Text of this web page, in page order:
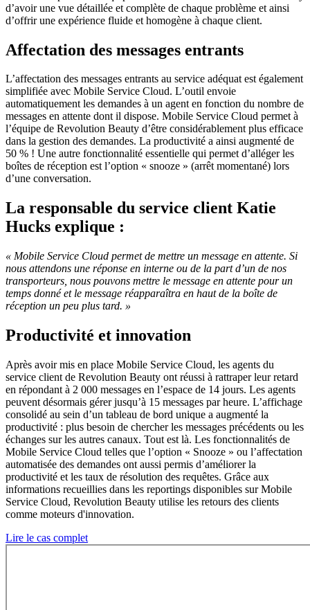
d’avoir une vue détaillée et complète de chaque problème et ainsi
d’offrir une expérience fluide et homogène à chaque client.
Affectation des messages entrants
L’affectation des messages entrants au service adéquat est également
simplifiée avec Mobile Service Cloud. L’outil envoie
automatiquement les demandes à un agent en fonction du nombre de
messages en attente dont il dispose. Mobile Service Cloud permet à
l’équipe de Revolution Beauty d’être considérablement plus efficace
dans la gestion des demandes. La productivité a ainsi augmenté de
50 % ! Une autre fonctionnalité essentielle qui permet d’alléger les
boîtes de réception est l’option « snooze » (arrêt momentané) lors
d’une conversation.
La responsable du service client Katie
Hucks explique :
« Mobile Service Cloud permet de mettre un message en attente. Si
nous attendons une réponse en interne ou de la part d’un de nos
transporteurs, nous pouvons mettre le message en attente pour un
temps donné et le message réapparaîtra en haut de la boîte de
réception un peu plus tard. »
Productivité et innovation
Après avoir mis en place Mobile Service Cloud, les agents du
service client de Revolution Beauty ont réussi à rattraper leur retard
en répondant à 2 000 messages en l’espace de 14 jours. Les agents
peuvent désormais gérer jusqu’à 15 messages par heure. L’affichage
consolidé au sein d’un tableau de bord unique a augmenté la
productivité : plus besoin de chercher les messages précédents ou les
échanges sur les autres canaux. Tout est là. Les fonctionnalités de
Mobile Service Cloud telles que l’option « Snooze » ou l’affectation
automatisée des demandes ont aussi permis d’améliorer la
productivité et les taux de résolution des requêtes. Grâce aux
informations recueillies dans les reportings disponibles sur Mobile
Service Cloud, Revolution Beauty utilise les retours des clients
comme moteurs d'innovation.
Lire le cas complet